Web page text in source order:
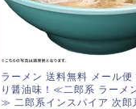
ラーメン 送料無料 メール便
り醤油味！≪二郎系 ラーメ
≫ 二郎系インスパイア 次郎